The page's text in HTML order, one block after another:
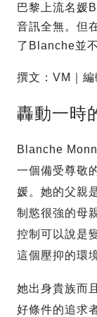
巴黎上流名媛
音訊全無。但
了Blanche並
撰文：VM｜
轟動一時
Blanche
一個備受尊敬
媛。她的父親
制慾很強的母
控制可以說是
這個壓抑的環
她出身貴族而
好條件的追求